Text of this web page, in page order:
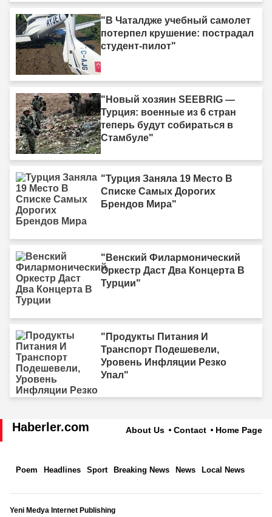
"В Чаталдже учебный самолет
потерпел крушение: пострадал
студент-пилот"
"Новый хозяин SEEBRIG —
Турция: военные из 6 стран
теперь будут собираться в
Стамбуле"
"Турция Заняла 19 Место В
Списке Самых Дорогих
Брендов Мира"
"Венский Филармонический
Оркестр Даст Два Концерта В
Турции"
"Продукты Питания И
Транспорт Подешевели,
Уровень Инфляции Резко
Упал"
Haberler.com About Us Contact Home Page
Poem Headlines Sport Breaking News News Local News
Yeni Medya Internet Publishing